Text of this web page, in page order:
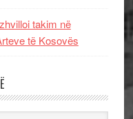
takim në
të Kosovës